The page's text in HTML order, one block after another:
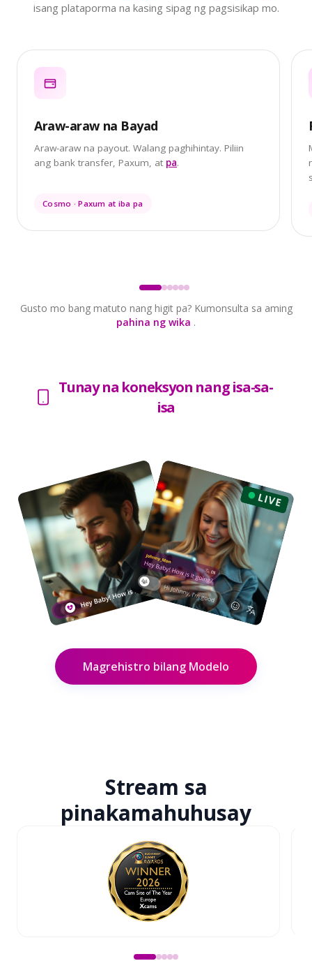
isang plataporma na kasing sipag ng pagsisikap mo.
Araw-araw na Bayad
Araw-araw na payout. Walang paghihintay. Piliin
ang bank transfer, Paxum, at pa.
Cosmo · Paxum at iba pa
Gusto mo bang matuto nang higit pa? Kumonsulta sa aming
pahina ng wika .
Tunay na koneksyon nang isa-sa-
isa
Magrehistro bilang Modelo
Stream sa
pinakamahuhusay